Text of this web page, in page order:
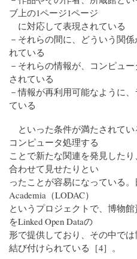
ブ上の1ページ1ページ
に対応して表現されている
－それらの間に、どういう関
れている
－それらの情報が、コンピュ
されている
－情報が再利用可能なように
ている
といった条件が満たされて
コンピュータ処理する
ことで新たな関連を発見した
合わせて見せたりとい
ったことが容易になっている。
Academia（LODAC）
というプロジェクトで、博物
をLinked Open Dataの
形で提供しており、その中で
結び付けられている［4］。